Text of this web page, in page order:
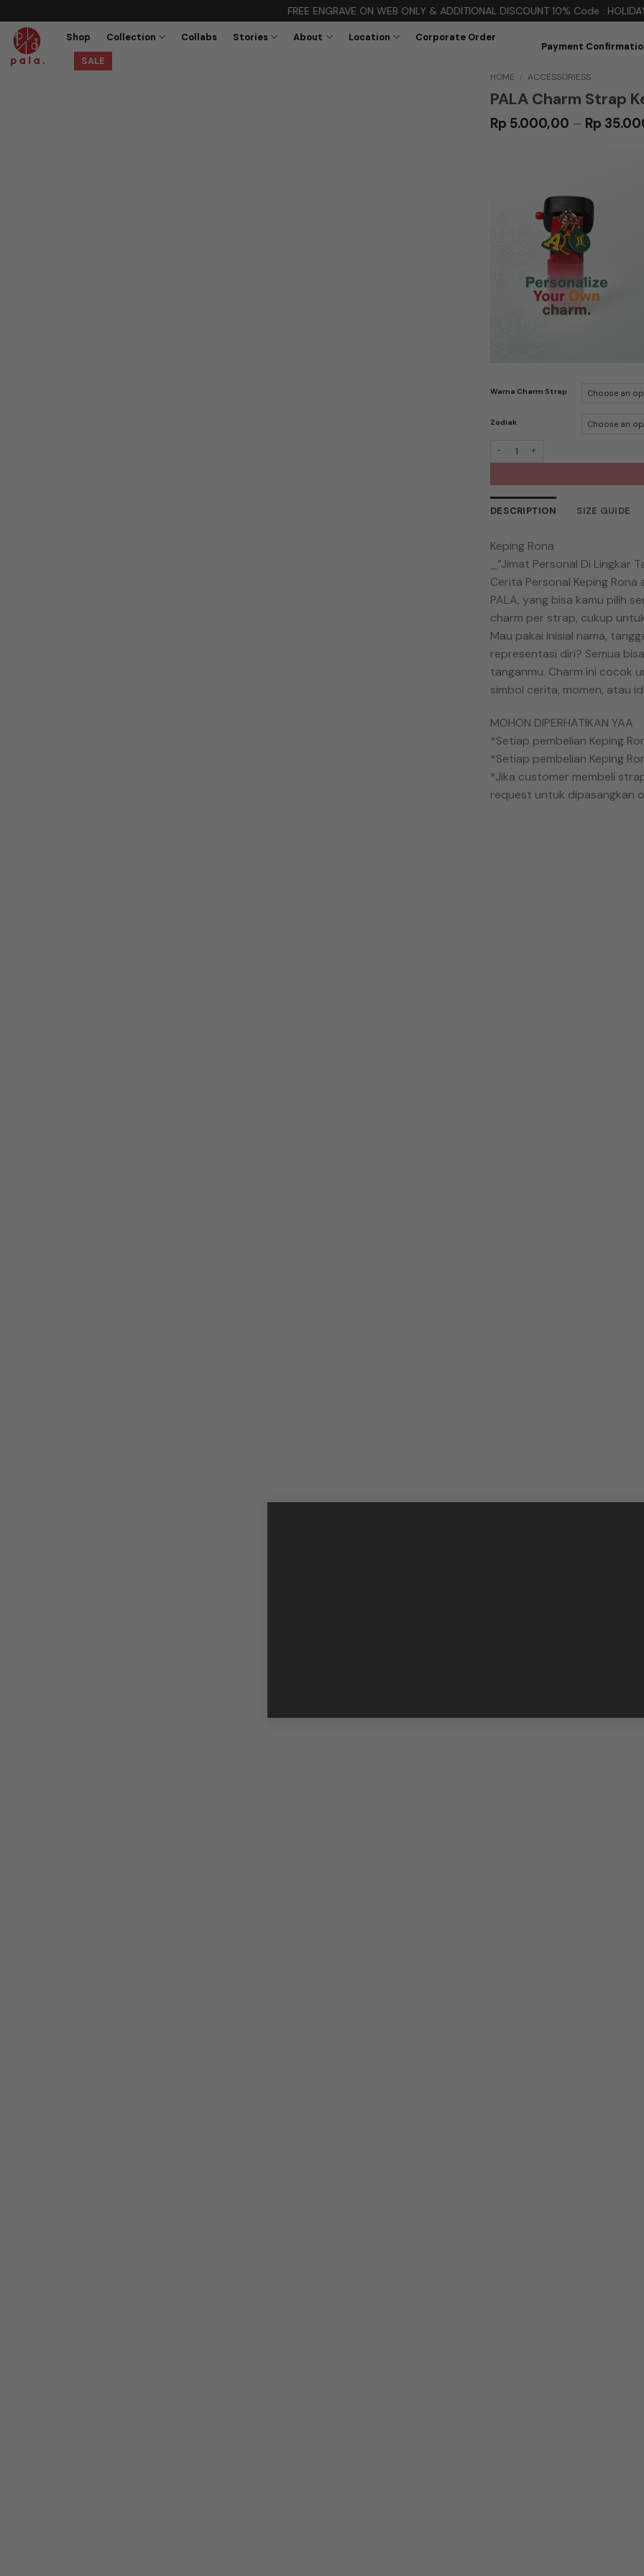
to
content
FREE ENGRAVE ON WEB ONLY & ADDITIONAL DISCOUNT 10% Code : HOLIDAY11
Shop Collection Collabs Stories About Location
Corporate Order
SALE
Payment
HOME / ACCESSORIESS
PALA Charm Strap
Rp 5.000,00 – Rp
Warna Charm Strap
Zodiak
DESCRIPTION SIZE GUIDE
Keping Rona
_”Jimat Personal Di Lingkar
Cerita Personal Keping
PALA, yang bisa kamu pilih
charm per strap, cukup
Mau pakai inisial nama,
representasi diri? Semua
tanganmu. Charm ini cocok
simbol cerita, momen, atau
MOHON DIPERHATIKAN YAA
*Setiap pembelian Keping
*Setiap pembelian Keping
*Jika customer membeli
request untuk dipasangkan